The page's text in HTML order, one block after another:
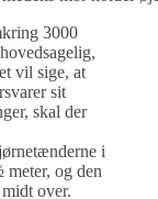
3000
vil sige, at
sit
skal der
i
og den
over.